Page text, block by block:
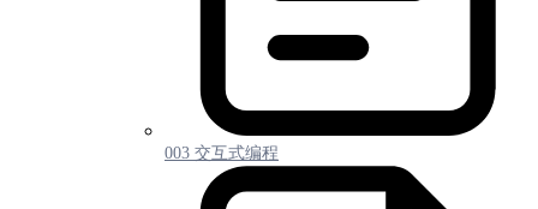
003 交互式编程